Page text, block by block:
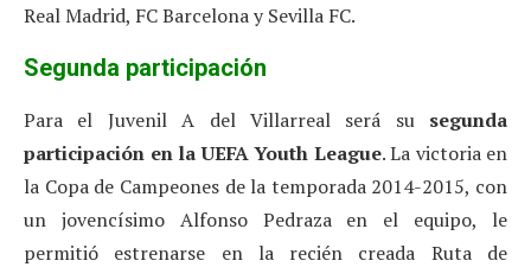
Real Madrid, FC Barcelona y Sevilla FC.
Segunda participación
Para el Juvenil A del Villarreal será su segunda
participación en la UEFA Youth League. La victoria en
la Copa de Campeones de la temporada 2014-2015, con
un jovencísimo Alfonso Pedraza en el equipo, le
permitió estrenarse en la recién creada Ruta de